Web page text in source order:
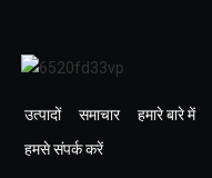
उत्पादों समाचार हमारे बारे में
हमसे संपर्क करें